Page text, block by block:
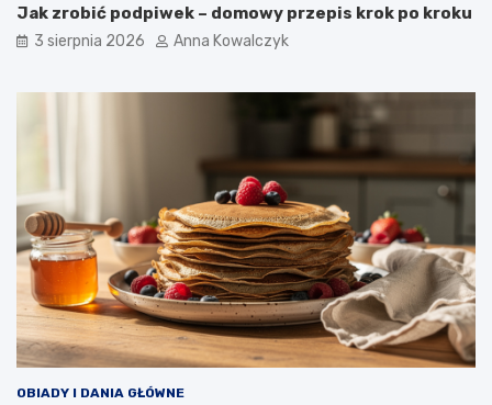
Jak zrobić podpiwek – domowy przepis krok po kroku
3 sierpnia 2026 Anna Kowalczyk
OBIADY I DANIA GŁÓWNE